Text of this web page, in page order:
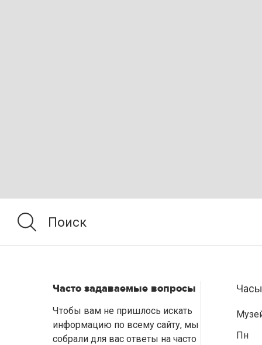
Часто задаваемые вопросы
Чтобы вам не пришлось искать
информацию по всему сайту, мы
собрали для вас ответы на часто
Пн